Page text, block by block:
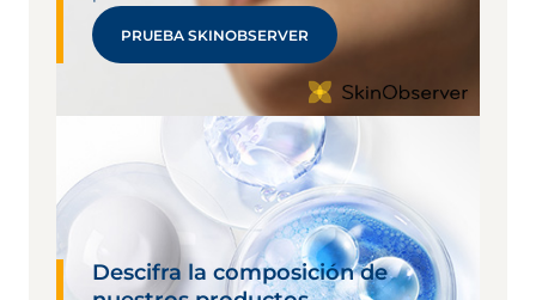
PRUEBA SKINOBSERVER
Descifra la composición de